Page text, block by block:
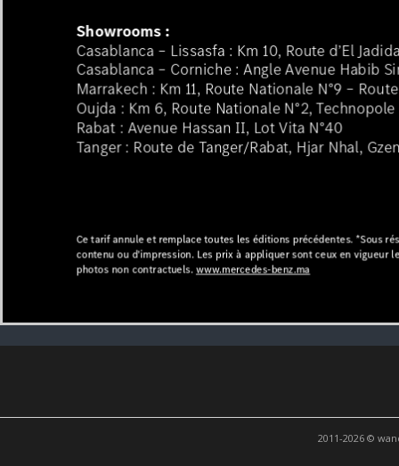
2011-2026 ©